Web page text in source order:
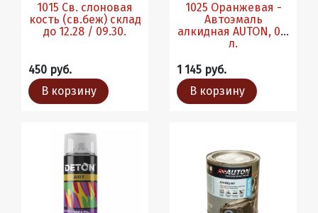
1015 Св. слоновая
кость (св.беж) склад
до 12.28 / 09.30.
450 руб.
В корзину
1025 Оранжевая -
Автоэмаль
алкидная AUTON, 0.8
л.
1 145 руб.
В корзину